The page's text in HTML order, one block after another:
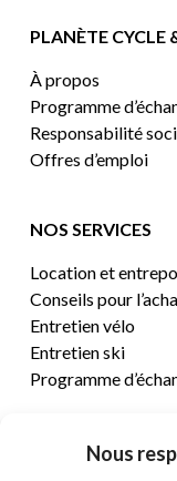
Nous
PLANÈTE CYCLE
À propos
Programme
Responsabilité
Offres d’emploi
NOS SERVICES
Location et
Conseils pour
Entretien vélo
Entretien ski
Programme
CENTRE D’AIDE